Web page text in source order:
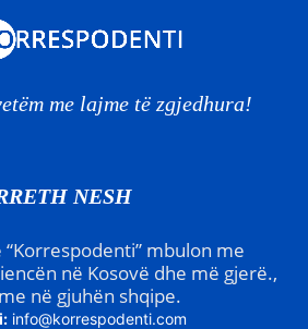
me lajme të zgjedhura!
NESH
“Korrespodenti” mbulon me
në Kosovë dhe më gjerë.,
në gjuhën shqipe.
info@korrespodenti.com